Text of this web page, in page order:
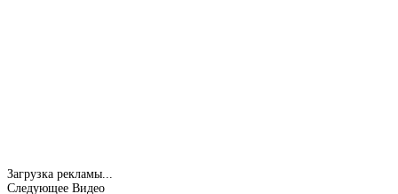
Загрузка рекламы...
Следующее Видео